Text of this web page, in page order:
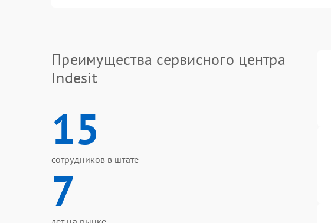
Преимущества сервисного центра
Indesit
15
сотрудников в штате
7